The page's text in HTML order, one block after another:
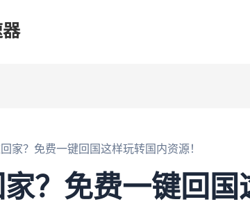
家？免费一键回国这样玩转国内资源！
？免费一键回国